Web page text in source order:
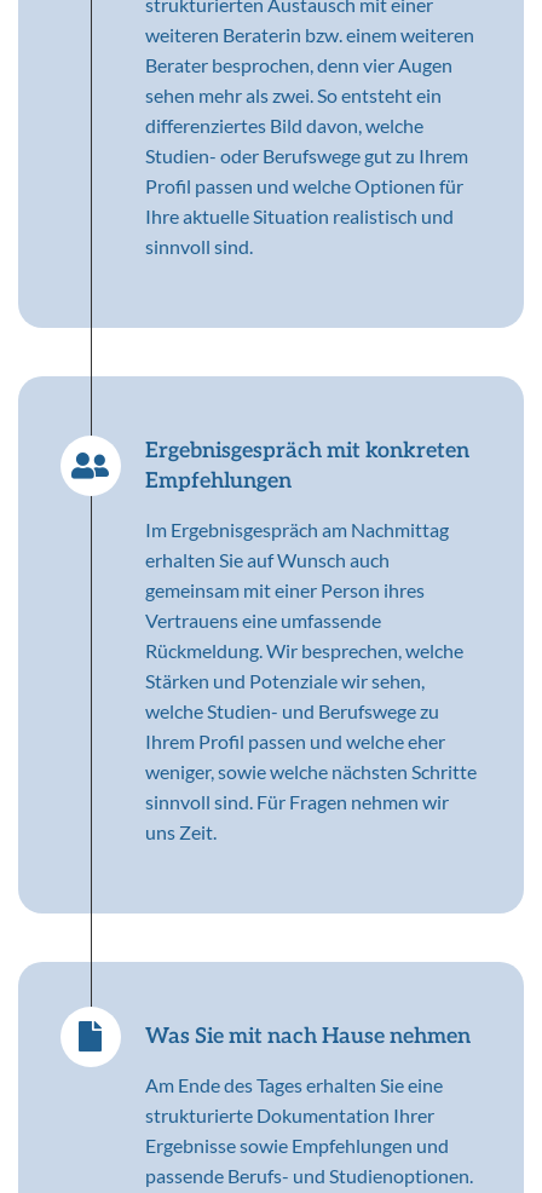
strukturierten Austausch mit einer
weiteren Beraterin bzw. einem weiteren
Berater besprochen, denn vier Augen
sehen mehr als zwei. So entsteht ein
differenziertes Bild davon, welche
Studien- oder Berufswege gut zu Ihrem
Profil passen und welche Optionen für
Ihre aktuelle Situation realistisch und
sinnvoll sind.
Ergebnisgespräch mit konkreten
Empfehlungen
Im Ergebnisgespräch am Nachmittag
erhalten Sie auf Wunsch auch
gemeinsam mit einer Person ihres
Vertrauens eine umfassende
Rückmeldung. Wir besprechen, welche
Stärken und Potenziale wir sehen,
welche Studien- und Berufswege zu
Ihrem Profil passen und welche eher
weniger, sowie welche nächsten Schritte
sinnvoll sind. Für Fragen nehmen wir
uns Zeit.
Was Sie mit nach Hause nehmen
Am Ende des Tages erhalten Sie eine
strukturierte Dokumentation Ihrer
Ergebnisse sowie Empfehlungen und
passende Berufs- und Studienoptionen.